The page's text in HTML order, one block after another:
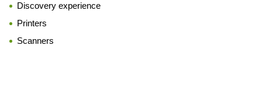
Discovery experience
Printers
Scanners